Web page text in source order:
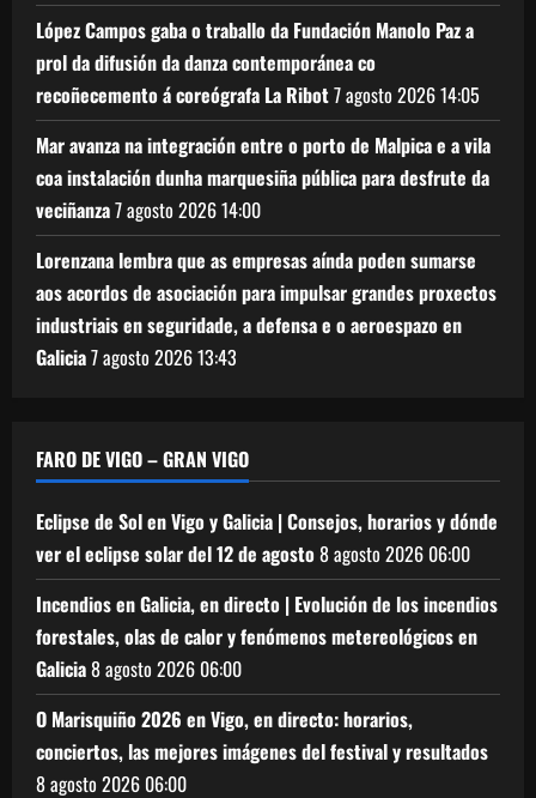
López Campos gaba o traballo da Fundación Manolo Paz a
prol da difusión da danza contemporánea co
recoñecemento á coreógrafa La Ribot7 agosto 202614:05
Mar avanza na integración entre o porto de Malpica e a vila
coa instalación dunha marquesiña pública para desfrute da
veciñanza7 agosto 202614:00
Lorenzana lembra que as empresas aínda poden sumarse
aos acordos de asociación para impulsar grandes proxectos
industriais en seguridade, a defensa e o aeroespazo en
Galicia7 agosto 202613:43
FARO DE VIGO – GRAN VIGO
Eclipse de Sol en Vigo y Galicia | Consejos, horarios y dónde
ver el eclipse solar del 12 de agosto8 agosto 2026 06:00
Incendios en Galicia, en directo | Evolución de los incendios
forestales, olas de calor y fenómenos metereológicos en
Galicia8 agosto 2026 06:00
O Marisquiño 2026 en Vigo, en directo: horarios,
conciertos, las mejores imágenes del festival y resultados
8 agosto 2026 06:00